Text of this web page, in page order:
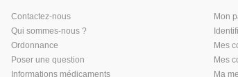
Contactez-nous
Qui sommes-nous ?
Ordonnance
Poser une question
Informations médicaments
Mon
Mes
Mes
Ma